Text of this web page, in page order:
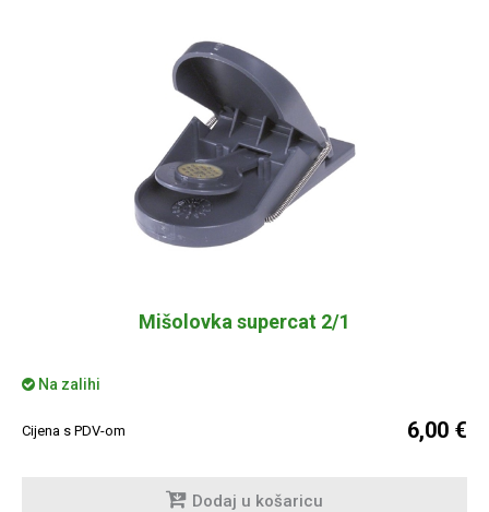
Mišolovka supercat 2/1
Na zalihi
Cijena s PDV-om 6,00 €
Dodaj u košaricu